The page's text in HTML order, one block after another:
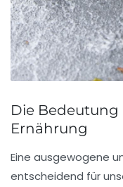
Die
Ernährung
Eine ausgewogene
entscheidend für